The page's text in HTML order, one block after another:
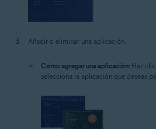
Añadir o eliminar una aplicación:
Cómo agregar una aplicación: Haz
selecciona la aplicación que deseas